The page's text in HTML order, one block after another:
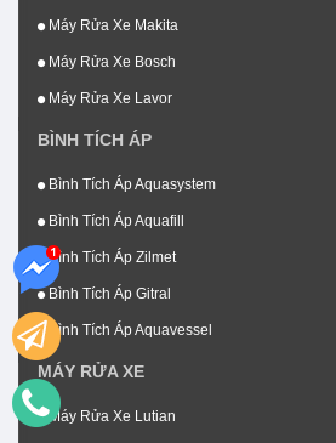
Máy Rửa Xe Makita
Máy Rửa Xe Bosch
Máy Rửa Xe Lavor
BÌNH TÍCH ÁP
Bình Tích Áp Aquasystem
Bình Tích Áp Aquafill
Bình Tích Áp Zilmet
Bình Tích Áp Gitral
Bình Tích Áp Aquavessel
MÁY RỬA XE
Máy Rửa Xe Lutian